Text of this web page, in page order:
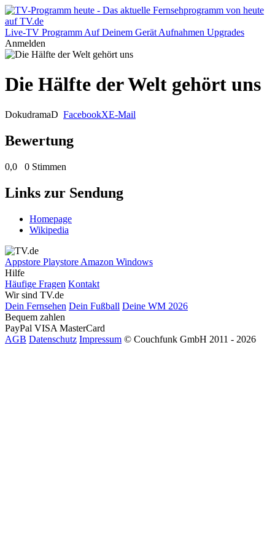
Live-TV Programm Auf Deinem Gerät Aufnahmen Upgrades
Anmelden
Die Hälfte der Welt gehört uns
DokudramaD FacebookXE-Mail
Bewertung
0,0 0 Stimmen
Links zur Sendung
Homepage
Wikipedia
Appstore Playstore Amazon Windows
Hilfe
Häufige Fragen Kontakt
Wir sind TV.de
Dein Fernsehen Dein Fußball Deine WM 2026
Bequem zahlen
PayPal VISA MasterCard
AGB Datenschutz Impressum © Couchfunk GmbH 2011 - 2026